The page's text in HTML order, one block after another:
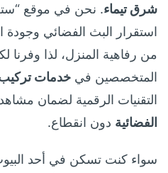
شرق تيماء. نحن في موقع
استقرار البث الفضائي
من رفاهية المنزل، لذا وفرنا
المتخصصين في خدمات
التقنيات الرقمية لضمان
الفضائية دون انقطاع.